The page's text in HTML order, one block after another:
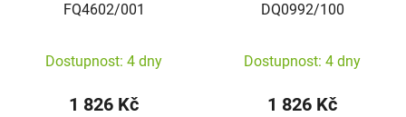
FQ4602/001
Dostupnost: 4 dny
1 826 Kč
DQ0992/100
Dostupnost: 4 dny
1 826 Kč